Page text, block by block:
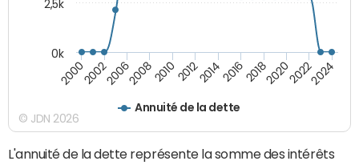
Annuité de la dette
200020022006200820102012201420162018202020222024
0k
2,5k
© JDN 2026
L'annuité de la dette représente la somme des intérêts